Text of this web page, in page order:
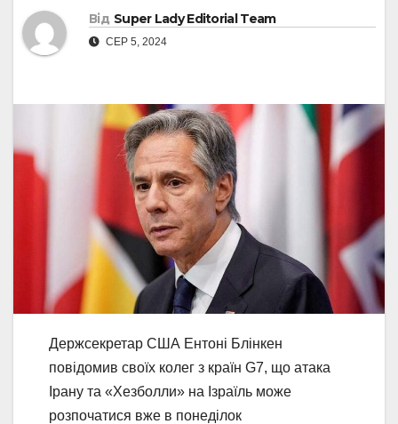
Від Super Lady Editorial Team
СЕР 5, 2024
Держсекретар США Ентоні Блінкен
повідомив своїх колег з країн G7, що атака
Ірану та «Хезболли» на Ізраїль може
розпочатися вже в понеділок